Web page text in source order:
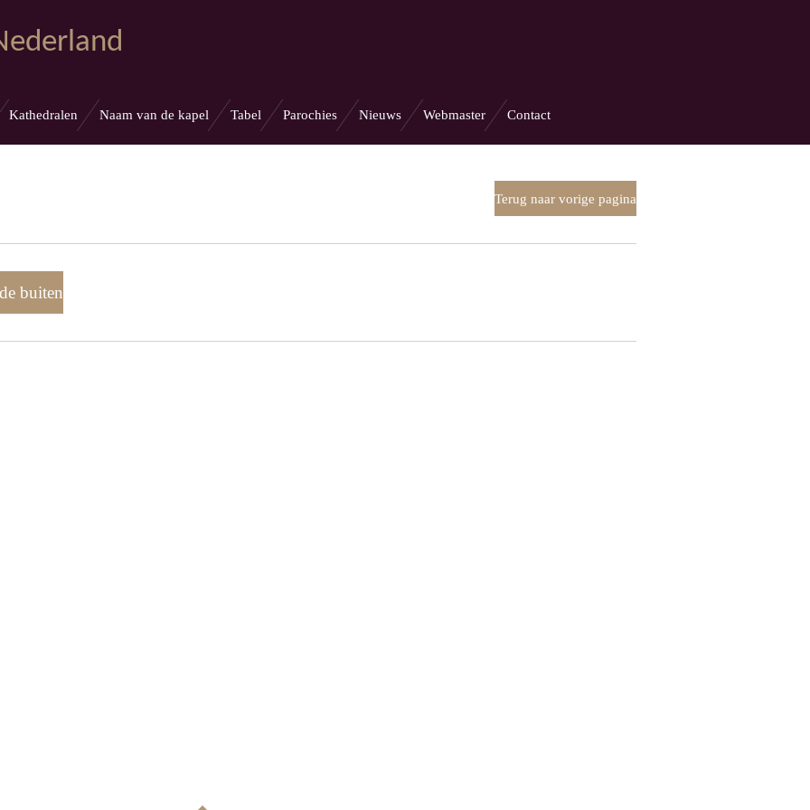
Kathedralen Naam van de kapel Tabel Parochies Nieuws Webmaster Contact
Terug naar vorige pagina
buiten